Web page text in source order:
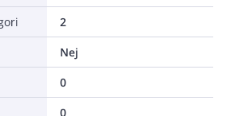
2
Nej
0
0